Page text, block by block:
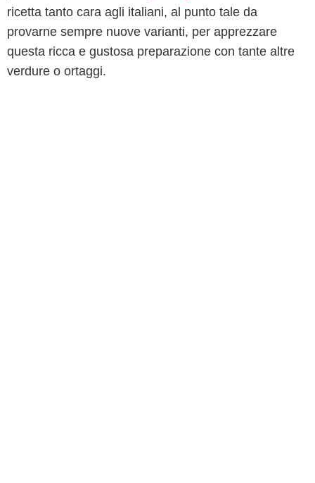
ricetta tanto cara agli italiani, al punto tale da
provarne sempre nuove varianti, per apprezzare
questa ricca e gustosa preparazione con tante altre
verdure o ortaggi.